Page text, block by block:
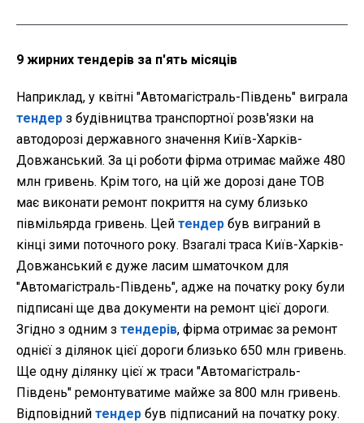
9 жирних тендерів за п'ять місяців
Наприклад, у квітні "Автомагістраль-Південь" виграла
тендер з будівництва транспортної розв'язки на
автодорозі державного значення Київ-Харків-
Довжанський. За ці роботи фірма отримає майже 480
млн гривень. Крім того, на цій же дорозі дане ТОВ
має виконати ремонт покриття на суму близько
півмільярда гривень. Цей тендер був виграний в
кінці зими поточного року. Взагалі траса Київ-Харків-
Довжанський є дуже ласим шматочком для
"Автомагістраль-Південь", адже на початку року були
підписані ще два документи на ремонт цієї дороги.
Згідно з одним з тендерів, фірма отримає за ремонт
однієї з ділянок цієї дороги близько 650 млн гривень.
Ще одну ділянку цієї ж траси "Автомагістраль-
Південь" ремонтуватиме майже за 800 млн гривень.
Відповідний тендер був підписаний на початку року.